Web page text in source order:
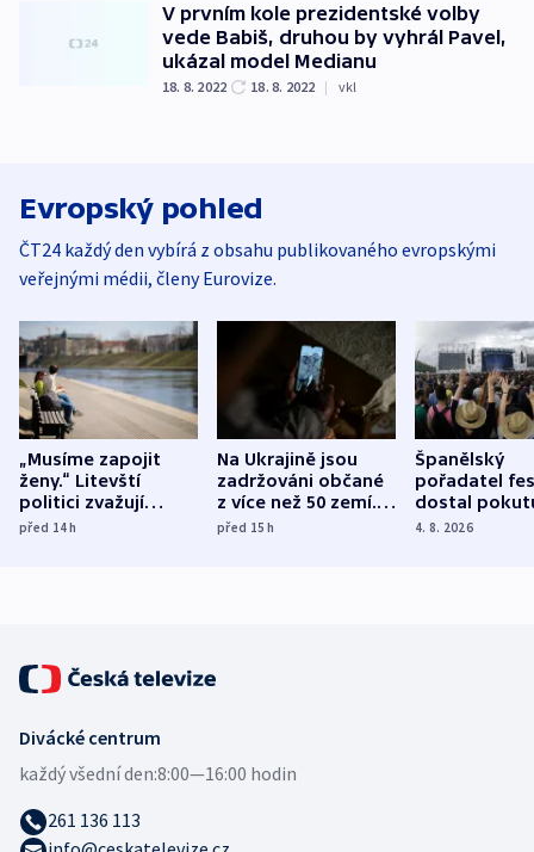
V prvním kole prezidentské volby
vede Babiš, druhou by vyhrál Pavel,
ukázal model Medianu
18. 8. 2022 18. 8. 2022 | vkl
Evropský pohled
ČT24 každý den vybírá z obsahu publikovaného evropskými
veřejnými médii, členy Eurovize.
„Musíme zapojit
ženy.“ Litevští
politici zvažují
dohodu o
před 14h
Na Ukrajině jsou
zadržováni občané
z více než 50 zemí.
Bojovali na straně
před 15h
Španělský
pořadatel
dostal
nekalé
4. 8. 2026
Divácké centrum
každý všední den:8:00—16:00 hodin
261 136 113